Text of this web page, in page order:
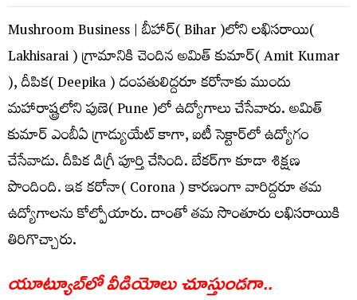
Mushroom Business | బీహార్‌( Bihar )లోని ల‌ఖిస‌రాయి(
Lakhisarai ) గ్రామానికి చెందిన అమిత్ కుమార్( Amit Kumar
), దీపిక( Deepika ) దంప‌తులిద్ద‌రూ క‌రోనాకు ముందు
మ‌హారాష్ట్ర‌లోని పుణె( Pune )లో ఉద్యోగాలు చేసేవారు. అమిత్
కుమార్ ఎంబీఏ గ్రాడ్యుయేట్ కాగా, ఐటీ సెక్టార్‌లో ఉద్యోగం
చేసేవాడు. దీపిక డిగ్రీ పూర్తి చేసింది. బేక‌ర్‌గా కూడా శిక్ష‌ణ
పొందింది. ఇక క‌రోనా( Corona ) కార‌ణంగా వారిద్ద‌రూ త‌మ
ఉద్యోగాల‌ను కోల్పోయారు. దాంతో త‌మ సొంతూరు ల‌ఖిస‌రాయికి
తిరిగొచ్చారు.
యూట్యూబ్‌లో వీడియోలు చూస్తుండ‌గా..